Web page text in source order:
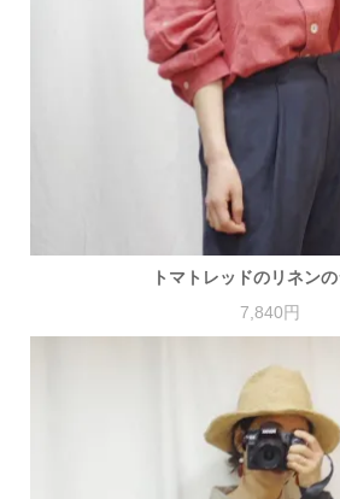
トマトレッドのリネン
7,840円